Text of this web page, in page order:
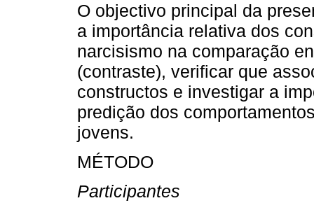
O objectivo principal da
a importância relativa dos
narcisismo na comparação
(contraste), verificar que
constructos e investigar a
predição dos
jovens.
MÉTODO
Participantes